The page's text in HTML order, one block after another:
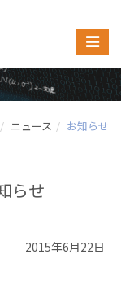
ニュース お知らせ
らせ
2015年6月22日